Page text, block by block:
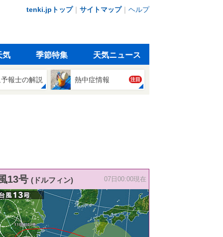
tenki.jpトップ｜ サイトマップ｜ ヘルプ
気 季節特集 天気ニュース
報士の解説 熱中症情報 注目
13号 (ドルフィン) 07日00:00現在